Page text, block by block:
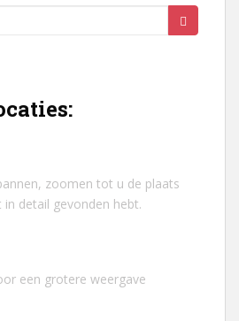
zoomen tot u de plaats
detail gevonden hebt.